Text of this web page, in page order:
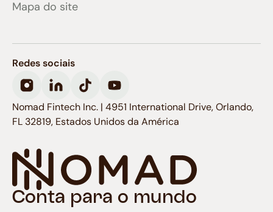
Mapa do site
Conta para o mundo
Redes sociais
Nomad Fintech Inc. | 4951 International Drive, Orlando,
FL 32819, Estados Unidos da América